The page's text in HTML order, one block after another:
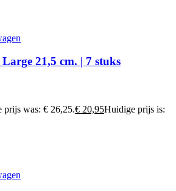
21,5 cm. | 7 stuks
prijs was: € 26,25.€ 20,95Huidige prijs is: